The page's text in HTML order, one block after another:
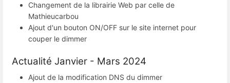
Changement de la librairie Web par celle de
Mathieucarbou
Ajout d'un bouton ON/OFF sur le site internet pour
couper le dimmer
Actualité Janvier - Mars 2024
Ajout de la modification DNS du dimmer